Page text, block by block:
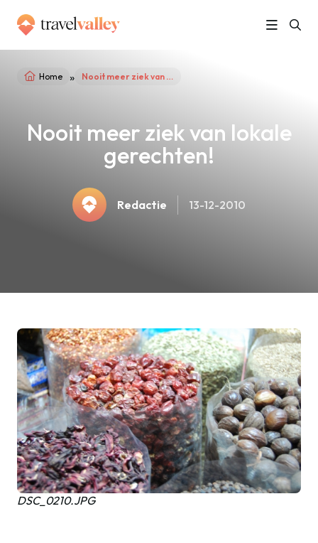
Home » Nooit meer ziek van lokale gerechten!
Nooit meer ziek van lokale
gerechten!
Redactie 13-12-2010
DSC_0210.JPG